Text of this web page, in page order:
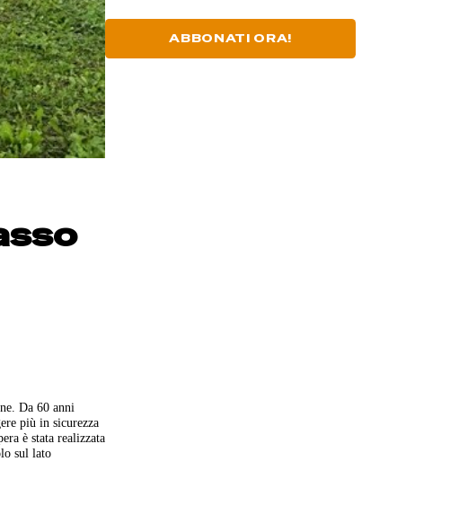
Da 60 anni
più in sicurezza
è stata realizzata
sul lato
ABBONATI ORA!